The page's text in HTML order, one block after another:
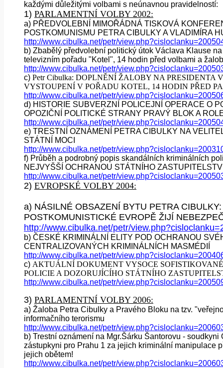
každými důležitými volbami s neúnavnou pravidelností:
1) PARLAMENTNÍ VOLBY 2002:
a) PŘEDVOLEBNÍ MIMOŘÁDNÁ TISKOVÁ
POSTKOMUNISMU PETRA CIBULKY A VLADIMÍRA
http://www.cibulka.net/petr/
b) Zbabělý předvolební politický útok Václava Klause
televizním pořadu "Kotel", 14 hodin před volbami a
http://www.cibulka.net/petr/
c) Petr Cibulka: DOPLNĚNÍ ŽALOBY NA
VYSTOUPENÍ V POŘADU KOTEL, 14 HODIN PŘED
http://www.cibulka.net/petr/
d) HISTORIE SUBVERZNÍ POLICEJNÍ OPERACE O
OPOZIČNÍ POLITICKÉ STRANY PRAVÝ BLOK A
http://www.cibulka.net/petr/
e) TRESTNÍ OZNÁMENÍ PETRA CIBULKY NA
STÁTNÍ MOCI
http://www.cibulka.net/petr/
f) Průběh a podrobný popis skandálních kriminálních
NEJVYŠŠÍ OCHRANOU STÁTNÍHO
http://www.cibulka.net/petr/
2) EVROPSKÉ VOLBY 2004:
a) NÁSILNÉ OBSAZENÍ BYTU PETRA
POSTKOMUNISTICKÉ EVROPĚ ŽIJÍ
http://www.cibulka.net/petr/
b) ČESKÉ KRIMINÁLNÍ ELITY POD OCHRANOU
CENTRALIZOVANÝCH KRIMINÁLNÍCH MASMÉDIÍ
http://www.cibulka.net/petr/
c) AKTUÁLNÍ DOKUMENT VYSOCE
POLICIE A DOZORUJÍCÍHO STÁTNÍHO
http://www.cibulka.net/petr/
3) PARLAMENTNÍ VOLBY 2006:
a) Žaloba Petra Cibulky a Pravého Bloku na tzv.
informačního terorismu
http://www.cibulka.net/petr/
b) Trestní oznámení na Mgr.Šárku Šantorovu -
zástupkyni pro Prahu 1 za jejich kriminální manipulace
jejich obětem!
http://www.cibulka.net/petr/